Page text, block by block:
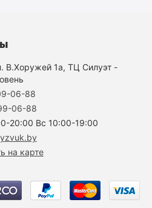
В.Хоружей 1а, ТЦ Силуэт -
06-88
06-88
20:00 Вс 10:00-19:00
на карте